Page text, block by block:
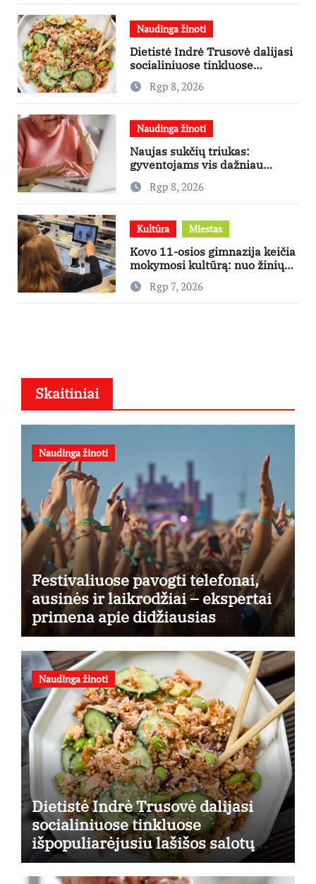
Naudinga žinoti
Dietistė Indrė Trusovė dalijasi
socialiniuose tinkluose
išpopuliarėjusiu lašišos salotų
receptuRgp 8, 2026
Naudinga žinoti
Naujas sukčių triukas:
gyventojams vis dažniau
skambina per „Viber“
Rgp 8, 2026
Kultūra Miestas
Kovo 11-osios gimnazija keičia
mokymosi kultūrą: nuo žinių
kaupimo – prie jų supratimo ir
taikymo
Rgp 7, 2026
Skaitiniai
Naudinga žinoti
Festivaliuose pavogti telefonai,
ausinės ir laikrodžiai – ekspertai
primena apie didžiausias
finansines rizikas
Naudinga žinoti
Dietistė Indrė Trusovė dalijasi
socialiniuose tinkluose
išpopuliarėjusiu lašišos salotų
receptu